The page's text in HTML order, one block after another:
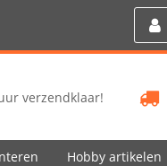
verzendklaar!
Hobby artikelen